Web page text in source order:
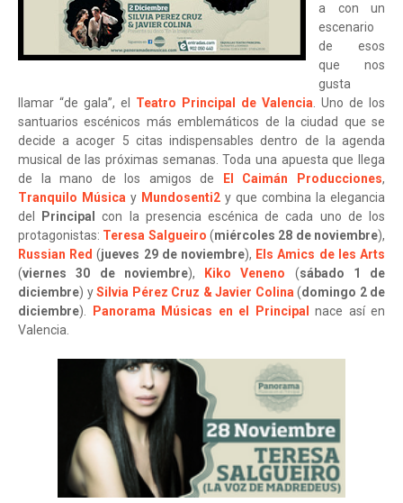
a con un
escenario
de esos
que nos
gusta
llamar “de gala”, el Teatro Principal de Valencia. Uno de los
santuarios escénicos más emblemáticos de la ciudad que se
decide a acoger 5 citas indispensables dentro de la agenda
musical de las próximas semanas. Toda una apuesta que llega
de la mano de los amigos de
El Caimán Producciones,
Tranquilo Música y Mundosenti2 y que combina la elegancia
del
Principal
con la presencia escénica de cada uno de los
protagonistas: Teresa Salgueiro (miércoles 28 de noviembre),
Russian Red (jueves 29 de noviembre), Els Amics de les Arts
(viernes 30 de noviembre), Kiko Veneno (sábado 1 de
diciembre) ySilvia Pérez Cruz & Javier Colina(domingo 2 de
diciembre). Panorama Músicas en el Principal
nace así en
Valencia.